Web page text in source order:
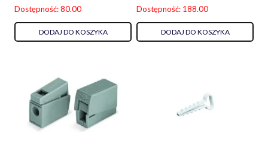
Dostępność: 80.00
DODAJ DO KOSZYKA
Dostępność: 188.00
DODAJ DO KOSZYKA